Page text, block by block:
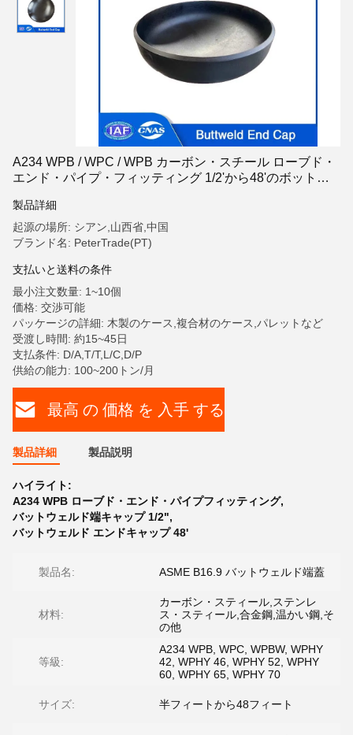
A234 WPB / WPC / WPB カーボン・スチール ローブド・
エンド・パイプ・フィッティング 1/2'から48'のボットウ
製品詳細
起源の場所: シアン,山西省,中国
ブランド名: PeterTrade(PT)
支払いと送料の条件
最小注文数量: 1~10個
価格: 交渉可能
パッケージの詳細: 木製のケース,複合材のケース,パレットなど
受渡し時間: 約15~45日
支払条件: D/A,T/T,L/C,D/P
供給の能力: 100~200トン/月
最高 の 価格 を 入手 する
製品詳細 製品説明
ハイライト:
A234 WPB ローブド・エンド・パイプフィッティング,
バットウェルド端キャップ 1/2",
バットウェルド エンドキャップ 48'
製品名: ASME B16.9 バットウェルド端蓋
材料:
カーボン・スティール,ステンレ
ス・スティール,合金鋼,温かい鋼,そ
の他
等級:
A234 WPB, WPC, WPBW, WPHY
42, WPHY 46, WPHY 52, WPHY
60, WPHY 65, WPHY 70
サイズ: 半フィートから48フィート